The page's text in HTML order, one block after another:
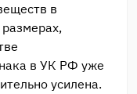
в
в УК РФ уже
усилена.